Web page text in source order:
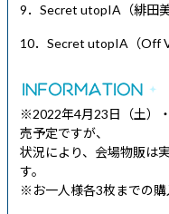
9．Secret utopIA（緋田美
10．Secret utopIA（Off
※2022年4月23日（土）
売予定ですが、
状況により、会場物販は
す。
※お一人様各3枚までの購